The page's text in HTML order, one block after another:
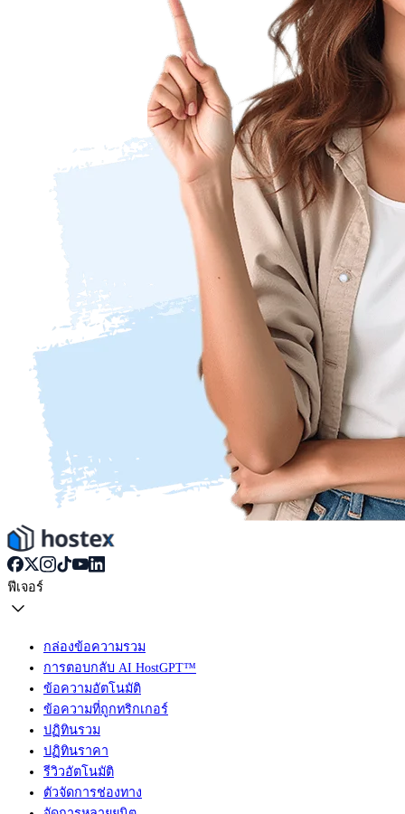
ฟีเจอร์
กล่องข้อความรวม
การตอบกลับ AI HostGPT™
ข้อความอัตโนมัติ
ข้อความที่ถูกทริกเกอร์
ปฏิทินรวม
ปฏิทินราคา
รีวิวอัตโนมัติ
ตัวจัดการช่องทาง